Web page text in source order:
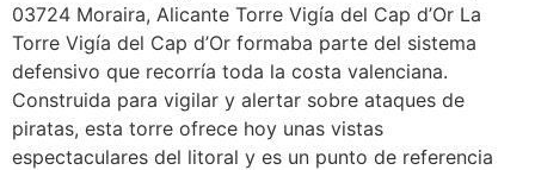
03724 Moraira, Alicante Torre Vigía del Cap d’Or La
Torre Vigía del Cap d’Or formaba parte del sistema
defensivo que recorría toda la costa valenciana.
Construida para vigilar y alertar sobre ataques de
piratas, esta torre ofrece hoy unas vistas
espectaculares del litoral y es un punto de referencia